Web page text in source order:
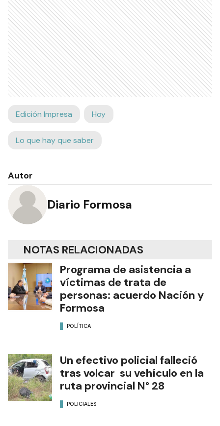
Lo que hay que saber
Autor
Diario Formosa
NOTAS RELACIONADAS
Programa de asistencia a
víctimas de trata de
personas: acuerdo Nación y
POLÍTICA
Un efectivo policial falleció
tras volcar su vehículo en la